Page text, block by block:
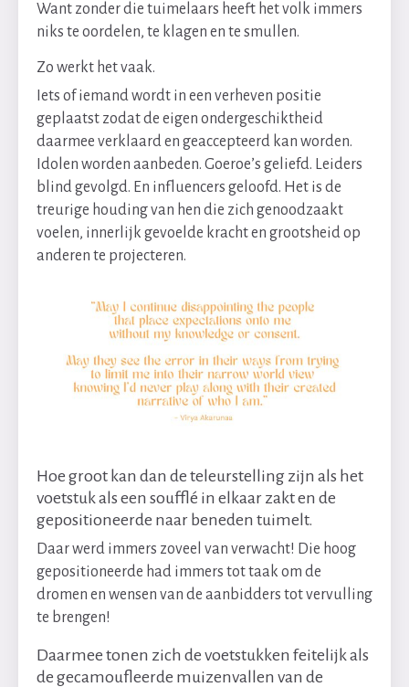
Want zonder die tuimelaars heeft het volk immers
niks te oordelen, te klagen en te smullen.
Zo werkt het vaak.
Iets of iemand wordt in een verheven positie
geplaatst zodat de eigen ondergeschiktheid
daarmee verklaard en geaccepteerd kan worden.
Idolen worden aanbeden. Goeroe’s geliefd. Leiders
blind gevolgd. En influencers geloofd. Het is de
treurige houding van hen die zich genoodzaakt
voelen, innerlijk gevoelde kracht en grootsheid op
anderen te projecteren.
Hoe groot kan dan de teleurstelling zijn als het
voetstuk als een soufflé in elkaar zakt en de
gepositioneerde naar beneden tuimelt.
Daar werd immers zoveel van verwacht! Die hoog
gepositioneerde had immers tot taak om de
dromen en wensen van de aanbidders tot vervulling
te brengen!
Daarmee tonen zich de voetstukken feitelijk als
de gecamoufleerde muizenvallen van de